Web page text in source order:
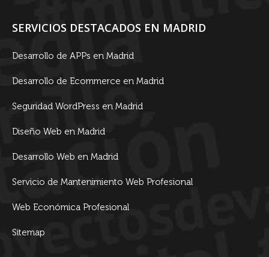
SERVICIOS DESTACADOS EN MADRID
Desarrollo de APPs en Madrid
Desarrollo de Ecommerce en Madrid
Seguridad WordPress en Madrid
Diseño Web en Madrid
Desarrollo Web en Madrid
Servicio de Mantenimiento Web Profesional
Web Económica Profesional
Sitemap